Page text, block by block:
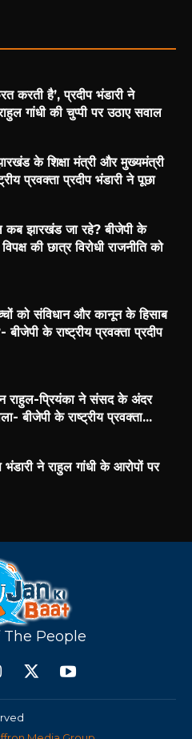
करती है’, प्रदीप भंडारी ने
गांधी की चुप्पी पर उठाए सवाल
के शिक्षा मंत्री और मुख्यमंत्री
प्रवक्ता प्रदीप भंडारी ने पूछा
कब झारखंड जा रहे? बीजेपी के
की छात्र विरोधी राजनीति को
को संविधान और कानून के हिसाब
के राष्ट्रीय प्रवक्ता प्रदीप
राहुल-प्रियंका ने संसद के अंदर
बीजेपी के राष्ट्रीय प्रवक्ता...
भंडारी ने राहुल गांधी के आरोपों पर
The People